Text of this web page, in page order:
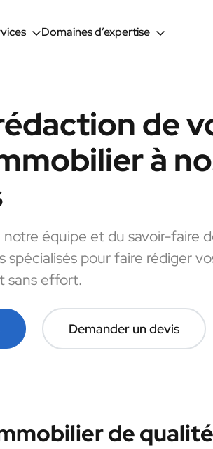
Domaines d’expertise
de
à
équipe et du savoir-faire
spécialisés pour faire rédiger
sans effort.
Demander un devis
de qualité